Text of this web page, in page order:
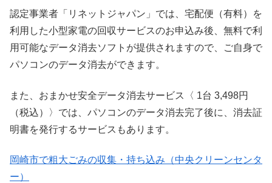
認定事業者「リネットジャパン」では、宅配便（有料）を
利用した小型家電の回収サービスのお申込み後、無料で利
用可能なデータ消去ソフトが提供されますので、ご自身で
パソコンのデータ消去ができます。
また、おまかせ安全データ消去サービス〈 1台 3,498円
（税込）〉では、パソコンのデータ消去完了後に、消去証
明書を発行するサービスもあります。
岡崎市で粗大ごみの収集・持ち込み（中央クリーンセンタ
ー）